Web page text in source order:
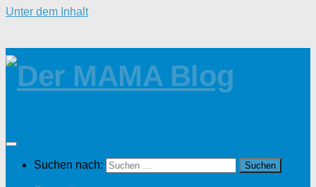
Unter dem Inhalt
Suchen nach: